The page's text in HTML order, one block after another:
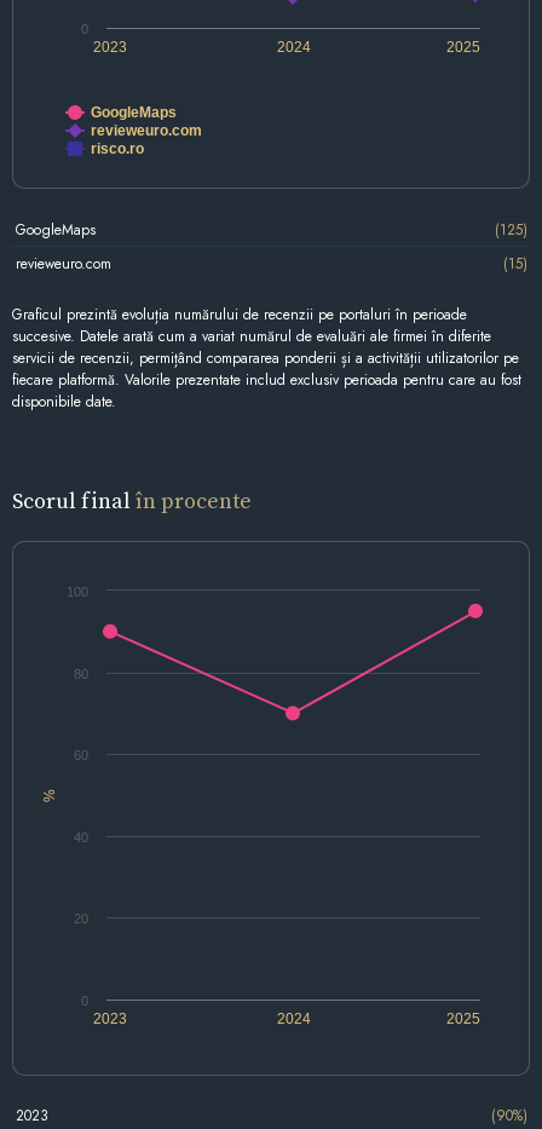
2023 2024 2025
0
GoogleMaps
revieweuro.com
risco.ro
GoogleMaps
(125)
revieweuro.com
(15)
Graficul prezintă evoluția numărului de recenzii pe portaluri în perioade
succesive. Datele arată cum a variat numărul de evaluări ale firmei în diferite
servicii de recenzii, permițând compararea ponderii și a activității utilizatorilor pe
fiecare platformă. Valorile prezentate includ exclusiv perioada pentru care au fost
disponibile date.
Scorul final în procente
%
2023 2024 2025
0
20
40
60
80
100
2023
(90%)